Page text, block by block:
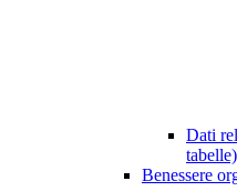
Dati
tabelle)
Benessere